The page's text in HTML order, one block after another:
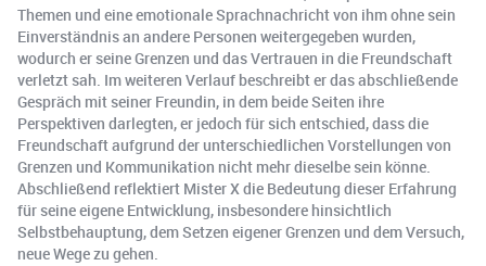
Themen und eine emotionale Sprachnachricht von ihm ohne sein
Einverständnis an andere Personen weitergegeben wurden,
wodurch er seine Grenzen und das Vertrauen in die Freundschaft
verletzt sah. Im weiteren Verlauf beschreibt er das abschließende
Gespräch mit seiner Freundin, in dem beide Seiten ihre
Perspektiven darlegten, er jedoch für sich entschied, dass die
Freundschaft aufgrund der unterschiedlichen Vorstellungen von
Grenzen und Kommunikation nicht mehr dieselbe sein könne.
Abschließend reflektiert Mister X die Bedeutung dieser Erfahrung
für seine eigene Entwicklung, insbesondere hinsichtlich
Selbstbehauptung, dem Setzen eigener Grenzen und dem Versuch,
neue Wege zu gehen.